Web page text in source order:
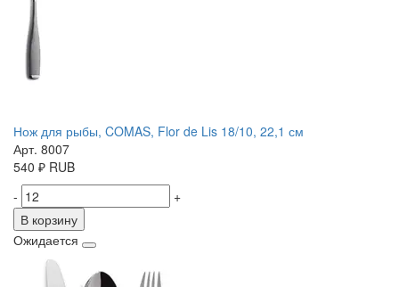
Нож для рыбы, COMAS, Flor de Lis 18/10, 22,1 см
Арт. 8007
540 ₽ RUB
-
+
В корзину
Ожидается